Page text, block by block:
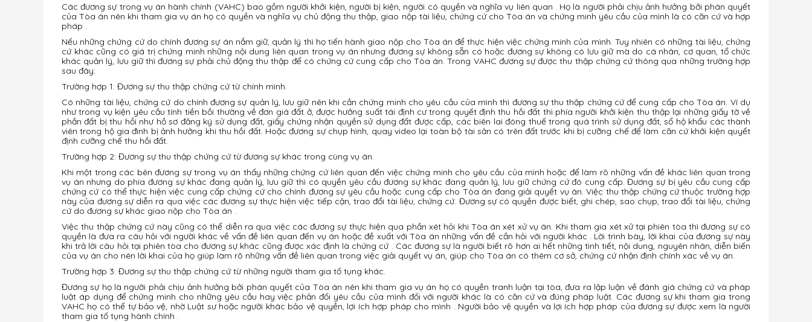
Các đương sự trong vụ án hành chính (VAHC) bao gồm người khởi kiện, người bị kiện, người có quyền và nghĩa vụ liên quan . Họ là người phải chịu ảnh hưởng bởi phán quyết
của Tòa án nên khi tham gia vụ án họ có quyền và nghĩa vụ chủ động thu thập, giao nộp tài liệu, chứng cứ cho Tòa án và chứng minh yêu cầu của mình là có căn cứ và hợp
pháp .
Nếu những chứng cứ do chính đương sự án nắm giữ, quản lý thì họ tiến hành giao nộp cho Tòa án để thực hiện việc chứng minh của mình. Tuy nhiên có những tài liệu, chứng
cứ khác cũng có giá trị chứng minh những nội dung liên quan trong vụ án nhưng đương sự không sẵn có hoặc đương sự không có lưu giữ mà do cá nhân, cơ quan, tổ chức
khác quản lý, lưu giữ thì đương sự phải chủ động thu thập để có chứng cứ cung cấp cho Tòa án. Trong VAHC đương sự được thu thập chứng cứ thông qua những trường hợp
sau đây:
Trường hợp 1: Đương sự thu thập chứng cứ từ chính mình.
Có những tài liệu, chứng cứ do chính đương sự quản lý, lưu giữ nên khi cần chứng minh cho yêu cầu của mình thì đương sự thu thập chứng cứ để cung cấp cho Tòa án. Ví dụ
như trong vụ kiện yêu cầu tính tiền bồi thường về đơn giá đất ở, được hưởng suất tái định cư trong quyết định thu hồi đất thì phía người khởi kiện thu thập lại những giấy tờ về
phần đất bị thu hồi như hồ sơ đăng ký sử dụng đất, giấy chứng nhận quyền sử dụng đất được cấp, các biên lai đóng thuế trong quá trình sử dụng đất, sổ hộ khẩu các thành
viên trong hộ gia đình bị ảnh hưởng khi thu hồi đất. Hoặc đương sự chụp hình, quay video lại toàn bộ tài sản có trên đất trước khi bị cưỡng chế để làm căn cứ khởi kiện quyết
định cưỡng chế thu hồi đất.
Trường hợp 2: Đương sự thu thập chứng cứ từ đương sự khác trong cùng vụ án.
Khi một trong các bên đương sự trong vụ án thấy những chứng cứ liên quan đến việc chứng minh cho yêu cầu của mình hoặc để làm rõ những vấn đề khác liên quan trong
vụ án nhưng do phía đương sự khác đang quản lý, lưu giữ thì có quyền yêu cầu đương sự khác đang quản lý, lưu giữ chứng cứ đó cung cấp. Đương sự bị yêu cầu cung cấp
chứng cứ có thể thực hiện việc cung cấp chứng cứ cho chính đương sự yêu cầu hoặc cung cấp cho Tòa án đang giải quyết vụ án. Việc thu thập chứng cứ thuộc trường hợp
này của đương sự diễn ra qua việc các đương sự thực hiện việc tiếp cận, trao đổi tài liệu, chứng cứ. Đương sự có quyền được biết, ghi chép, sao chụp, trao đổi tài liệu, chứng
cứ do đương sự khác giao nộp cho Tòa án .
Việc thu thập chứng cứ này cũng có thể diễn ra qua việc các đương sự thực hiện qua phần xét hỏi khi Tòa án xét xử vụ án. Khi tham gia xét xử tại phiên tòa thì đương sự có
quyền là đưa ra câu hỏi với người khác về vấn đề liên quan đến vụ án hoặc đề xuất với Tòa án những vấn đề cần hỏi với người khác . Lời trình bày, lời khai của đương sự này
khi trả lời câu hỏi tại phiên tòa cho đương sự khác cũng được xác định là chứng cứ . Các đương sự là người biết rõ hơn ai hết những tình tiết, nội dung, nguyên nhân, diễn biến
của vụ án cho nên lời khai của họ giúp làm rõ những vấn đề liên quan trong việc giải quyết vụ án, giúp cho Tòa án có thêm cơ sở, chứng cứ nhận định chính xác về vụ án.
Trường hợp 3: Đương sự thu thập chứng cứ từ những người tham gia tố tụng khác.
Đương sự họ là người phải chịu ảnh hưởng bởi phán quyết của Tòa án nên khi tham gia vụ án họ có quyền tranh luận tại tòa, đưa ra lập luận về đánh giá chứng cứ và pháp
luật áp dụng để chứng minh cho những yêu cầu hay việc phản đối yêu cầu của mình đối với người khác là có căn cứ và đúng pháp luật. Các đương sự khi tham gia trong
VAHC họ có thể tự bảo vệ, nhờ Luật sư hoặc người khác bảo vệ quyền, lợi ích hợp pháp cho mình . Người bảo vệ quyền và lợi ích hợp pháp của đương sự được xem là người
tham gia tố tụng hành chính .